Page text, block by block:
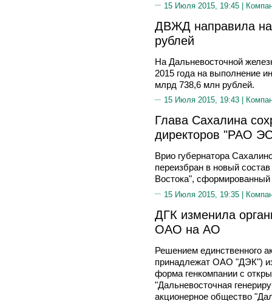
15 Июля 2015, 19:45 |
ДВЖД направила
рублей
На Дальневосточной
2015 года на выполнение
млрд 738,6 млн рублей.
15 Июля 2015, 19:43 |
Глава Сахалина
директоров "РАО
Врио губернатора
переизбран в новый
Востока",
15 Июля 2015, 19:35 |
ДГК изменила
ОАО на АО
Решением единственного
принадлежат ОАО "ДЭК")
форма генкомпании с
"Дальневосточная
акционерное общество